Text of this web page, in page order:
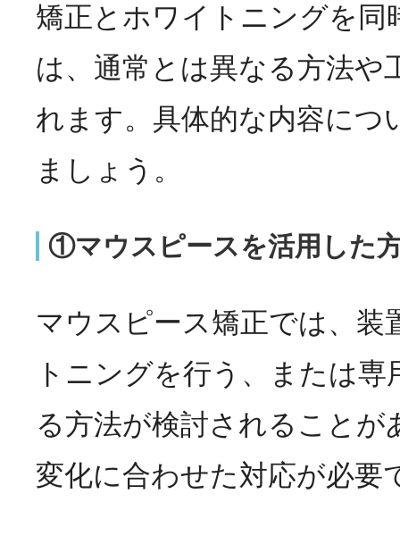
矯正とホワイトニングを同
は、通常とは異なる方法や
れます。具体的な内容につ
ましょう。
①マウスピースを活用した
マウスピース矯正では、装
トニングを行う、または
る方法が検討されることが
変化に合わせた対応が必要